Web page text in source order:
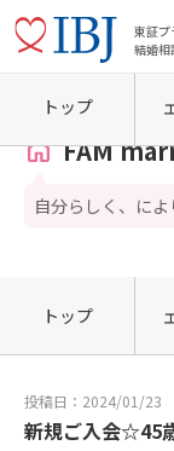
東証プ
結婚相
ホーム 神奈川県の結婚
FAM
自分らしく、に
トップ
トップ
投稿日：2024/01/23
新規ご入会☆45